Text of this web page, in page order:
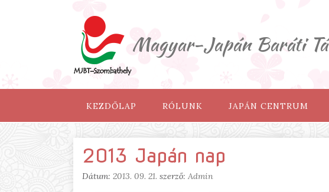
Magyar-Japán Baráti
KEZDŐLAP RÓLUNK JAPÁN CENTRUM
2013 Japán nap
Dátum: 2013. 09. 21. szerző: Admin